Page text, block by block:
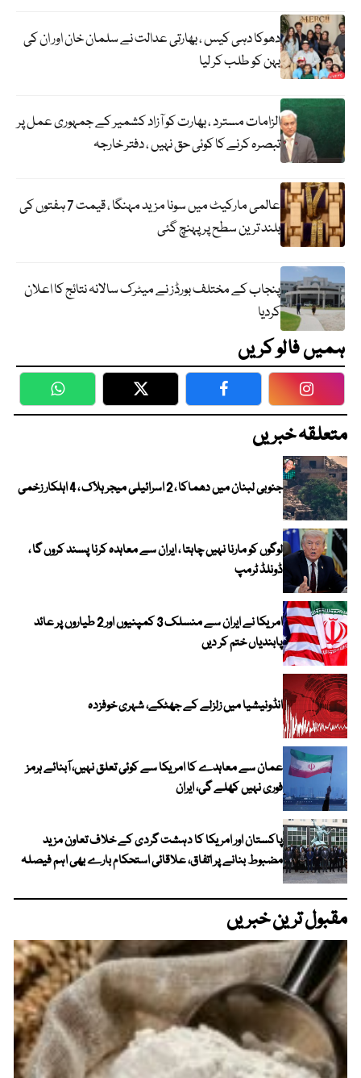
دھوکا دہی کیس ، بھارتی عدالت نے سلمان خان اور ان کی
بہن کو طلب کر لیا
الزامات مسترد ، بھارت کو آزاد کشمیر کے جمہوری عمل پر
تبصرہ کرنے کا کوئی حق نہیں ، دفتر خارجہ
عالمی مارکیٹ میں سونا مزید مہنگا ، قیمت 7 ہفتوں کی
بلند ترین سطح پر پہنچ گئی
پنجاب کے مختلف بورڈز نے میٹرک سالانہ نتائج کا اعلان
کردیا
ہمیں فالو کریں
WhatsApp Twitter Facebook
متعلقہ خبریں
جنوبی لبنان میں دھماکا ، 2 اسرائیلی میجر ہلاک ، 4 اہلکار زخمی
لوگوں کو مارنا نہیں چاہتا ، ایران سے معاہدہ کرنا پسند کروں گا ،
ڈونلڈ ٹرمپ
امریکا نے ایران سے منسلک 3 کمپنیوں اور 2 طیاروں پر عائد
پابندیاں ختم کر دیں
انڈونیشیا میں زلزلے کے جھٹکے، شہری خوفزدہ
عمان سے معاہدے کا امریکا سے کوئی تعلق نہیں، آبنائے ہرمز
فوری نہیں کھلے گی، ایران
پاکستان اور امریکا کا دہشت گردی کے خلاف تعاون مزید
مضبوط بنانے پر اتفاق، علاقائی استحکام بارے بھی اہم فیصلہ
مقبول ترین خبریں